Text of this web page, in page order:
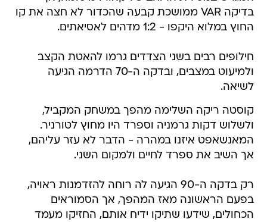
בדיקה VAR ממושכת קבעה שהכדור לא חצה את קו
החוץ במלוא היקפו - 1:2 מדהים לאסיאתים.
חילופים רבים בשני הצדדים גרמו להאטת הקצב
ולמיעוט במצבים, ובדקה ה-70 הדרמה הגיעה
לשיאה.
קוסטה ריקה השלימה מהפך במשחק המקביל,
ולשלוש דקות גרמניה וספרד היו מחוץ לטורניר.
המאנשאפט איזנו במהרה - הדבר לא עזר עליהם,
אך השיב את ספרד לחיים ולמקום השני.
רק בדקה ה-90 הגיעה לה רוחה להזדמנות ראויה,
בפעם הראשונה מאז המהפך, אך הסמוראים
הכחולים, שידעו שתיקו ידיח אותם, החזיקו מעמד